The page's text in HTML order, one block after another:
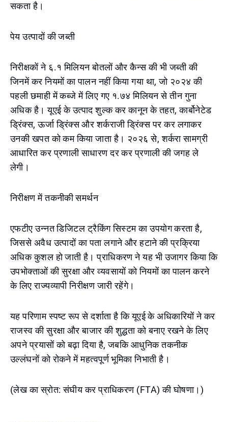
सकता है।
पेय उत्पादों की जब्ती
निरीक्षकों ने ६.१ मिलियन बोतलों और कैन्स की भी जब्ती की
जिनमें कर नियमों का पालन नहीं किया गया था, जो २०२४ की
पहली छमाही में कब्जे में लिए गए १.७४ मिलियन से तीन गुना
अधिक है। यूएई के उत्पाद शुल्क कर कानून के तहत, कार्बोनेटेड
ड्रिंक्स, ऊर्जा ड्रिंक्स और शर्कराजी ड्रिंक्स पर कर लगाकर
उनकी खपत को कम किया जाता है। २०२६ से, शर्करा सामग्री
आधारित कर प्रणाली साधारण दर कर प्रणाली की जगह ले
लेगी।
निरीक्षण में तकनीकी समर्थन
एफटीए उन्नत डिजिटल ट्रैकिंग सिस्टम का उपयोग करता है,
जिससे अवैध उत्पादों का पता लगाने और हटाने की प्रक्रिया
अधिक कुशल हो जाती है। प्राधिकरण ने यह भी उजागर किया कि
उपभोक्ताओं की सुरक्षा और व्यवसायों को नियमों का पालन करने
के लिए राज्यव्यापी निरीक्षण जारी रहेंगे।
यह परिणाम स्पष्ट रूप से दर्शाता है कि यूएई के अधिकारियों ने कर
राजस्व की सुरक्षा और बाजार की शुद्धता को बनाए रखने के लिए
अपने प्रयासों को बढ़ा दिया है, जबकि आधुनिक तकनीक
उल्लंघनों को रोकने में महत्वपूर्ण भूमिका निभाती है।
(लेख का स्रोत: संघीय कर प्राधिकरण (FTA) की घोषणा।)